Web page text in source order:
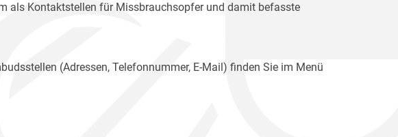
als Kontaktstellen für Missbrauchsopfer und damit befasste
(Adressen, Telefonnummer, E-Mail) finden Sie im Menü